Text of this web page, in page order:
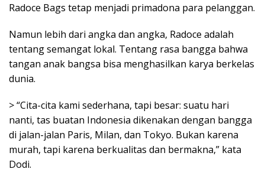
Radoce Bags tetap menjadi primadona para pelanggan.
Namun lebih dari angka dan angka, Radoce adalah
tentang semangat lokal. Tentang rasa bangga bahwa
tangan anak bangsa bisa menghasilkan karya berkelas
dunia.
> “Cita-cita kami sederhana, tapi besar: suatu hari
nanti, tas buatan Indonesia dikenakan dengan bangga
di jalan-jalan Paris, Milan, dan Tokyo. Bukan karena
murah, tapi karena berkualitas dan bermakna,” kata
Dodi.